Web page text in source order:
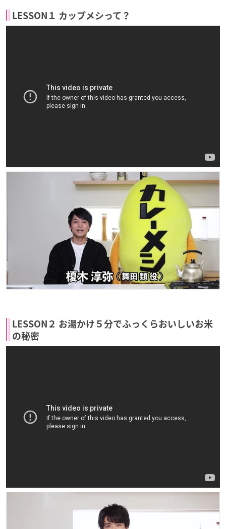
LESSON１ カップメシって？
LESSON２ お湯かけ５分でふっくらおいしいお米
の秘密